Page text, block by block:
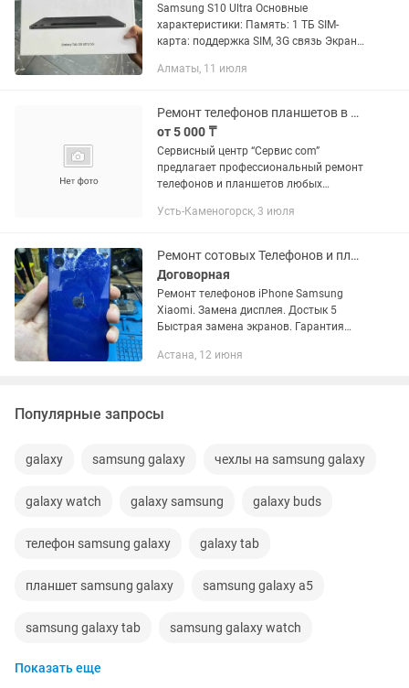
Samsung S10 Ultra Основные
характеристики: Память: 1 ТБ SIM-
карта: поддержка SIM, 3G связь Экран:
(800×1280) Процессор: MTK6737, 1.3
Алматы, 11 июля
Ремонт телефонов планшетов в Усть-Каменогорске быстро качественно гарантией
от 5 000 ₸
Сервисный центр “Сервис com”
предлагает профессиональный ремонт
телефонов и планшетов любых
проблемы: разбитый экран,
разрядка батареи и многое...
Усть-Каменогорск, 3 июля
Ремонт сотовых Телефонов и планшетов всех моделей (apple, Samsung)
Договорная
Ремонт телефонов iPhone Samsung
Xiaomi. Замена дисплея. Достык 5
Быстрая замена экранов. Гарантия
Дисплей iPhone iphone 7 8.500тг iphone
Астана, 12 июня
Популярные запросы
galaxy samsung galaxy чехлы на samsung galaxy
galaxy watch galaxy samsung galaxy buds
телефон samsung galaxy galaxy tab
планшет samsung galaxy samsung galaxy a5
samsung galaxy tab samsung galaxy watch
samsung galaxy a3
Показать еще